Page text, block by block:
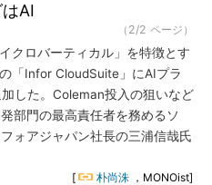
AI
（2/2 ページ）
クロバーティカル」を特徴とす
「Infor CloudSuite」にAIプラ
した。Coleman投入の狙いなど
部門の最高責任者を務めるソ
ォアジャパン社長の三浦信哉氏
[ 朴尚洙 ，MONOist]